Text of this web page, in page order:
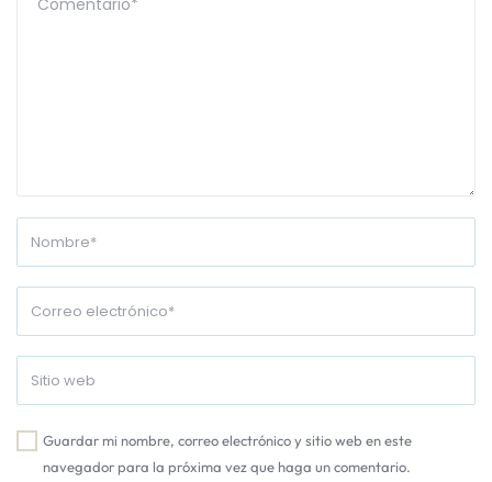
Guardar mi nombre, correo electrónico y sitio web en este
navegador para la próxima vez que haga un comentario.